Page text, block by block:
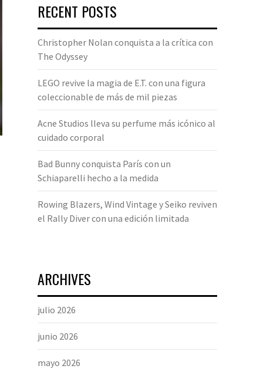
RECENT POSTS
Christopher Nolan conquista a la crítica con
The Odyssey
LEGO revive la magia de E.T. con una figura
coleccionable de más de mil piezas
Acne Studios lleva su perfume más icónico al
cuidado corporal
Bad Bunny conquista París con un
Schiaparelli hecho a la medida
Rowing Blazers, Wind Vintage y Seiko reviven
el Rally Diver con una edición limitada
ARCHIVES
julio 2026
junio 2026
mayo 2026